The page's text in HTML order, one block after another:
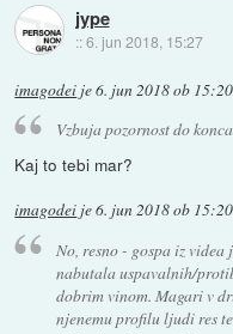
jype
::6. jun 2018, 15:27
imagodei je6. jun 2018 ob 15:20
Vzbuja pozornost do konca
Kaj to tebi mar?
imagodei je6. jun 2018 ob 15:20
No, resno - gospa iz videa
nabutala uspavalnih/
dobrim vinom. Magari v
njenemu profilu ljudi res